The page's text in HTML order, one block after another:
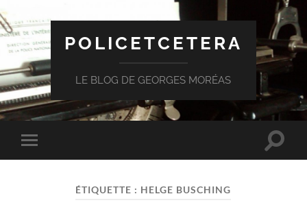
POLICETCETERA
LE BLOG DE GEORGES MORÉAS
Toggle
mobile
Toggle
ÉTIQUETTE : HELGE BUSCHING